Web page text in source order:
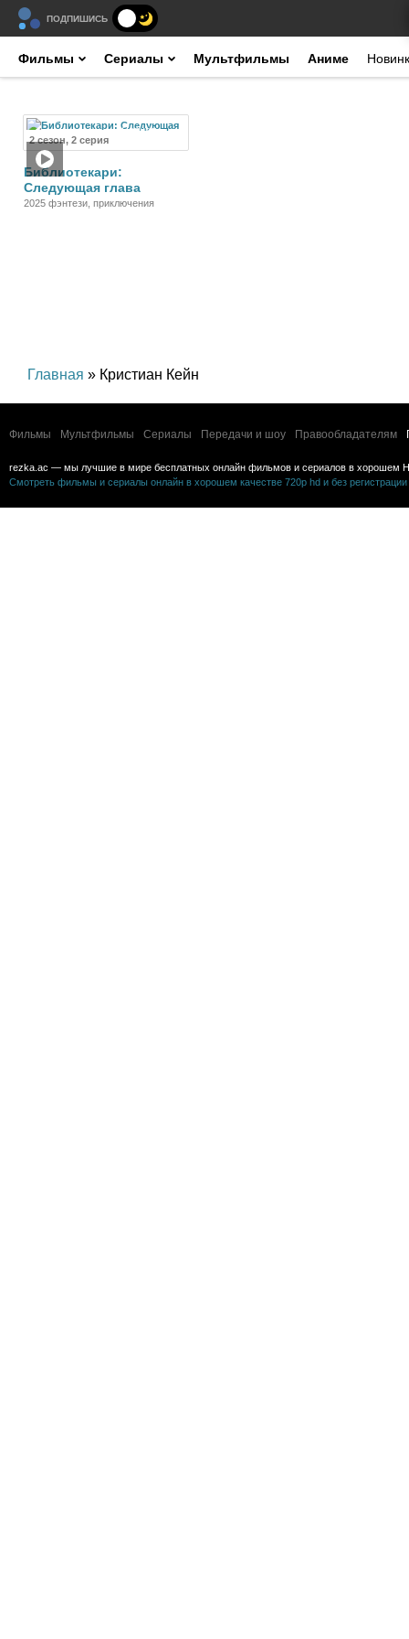
ПОДПИШИСЬ
Фильмы Сериалы Мультфильмы Аниме
2 сезон, 2 серия
Сериал
Библиотекари:
Следующая глава
2025 фэнтези, приключения
Главная » Кристиан Кейн
Фильмы Мультфильмы Сериалы Передачи и шоу Правообладателям
rezka.ac — мы лучшие в мире бесплатных онлайн фильмов и сериалов в хорошем
Смотреть фильмы и сериалы онлайн в хорошем качестве 720p hd и без